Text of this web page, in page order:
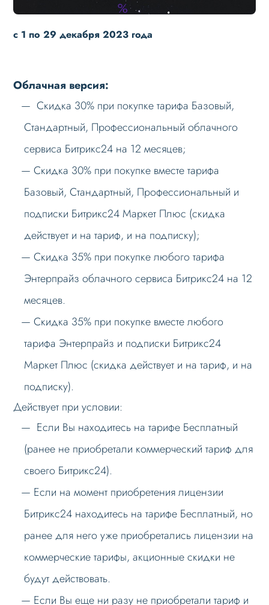
с 1 по 29 декабря 2023 года
Облачная версия:
Скидка 30% при покупке тарифа Базовый,
Стандартный, Профессиональный облачного
сервиса Битрикс24 на 12 месяцев;
Скидка 30% при покупке вместе тарифа
Базовый, Стандартный, Профессиональный и
подписки Битрикс24 Маркет Плюс (скидка
действует и на тариф, и на подписку);
Скидка 35% при покупке любого тарифа
Энтерпрайз облачного сервиса Битрикс24 на 12
месяцев.
Скидка 35% при покупке вместе любого
тарифа Энтерпрайз и подписки Битрикс24
Маркет Плюс (скидка действует и на тариф, и на
подписку).
Действует при условии:
Если Вы находитесь на тарифе Бесплатный
(ранее не приобретали коммерческий тариф для
своего Битрикс24).
Если на момент приобретения лицензии
Битрикс24 находитесь на тарифе Бесплатный, но
ранее для него уже приобретались лицензии на
коммерческие тарифы, акционные скидки не
будут действовать.
Если Вы еще ни разу не приобретали тариф и